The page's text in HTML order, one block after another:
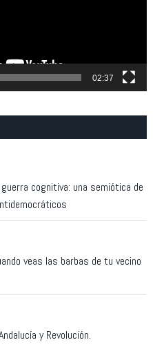
02:37
cognitiva: una semiótica de
veas las barbas de tu vecino
y Revolución.